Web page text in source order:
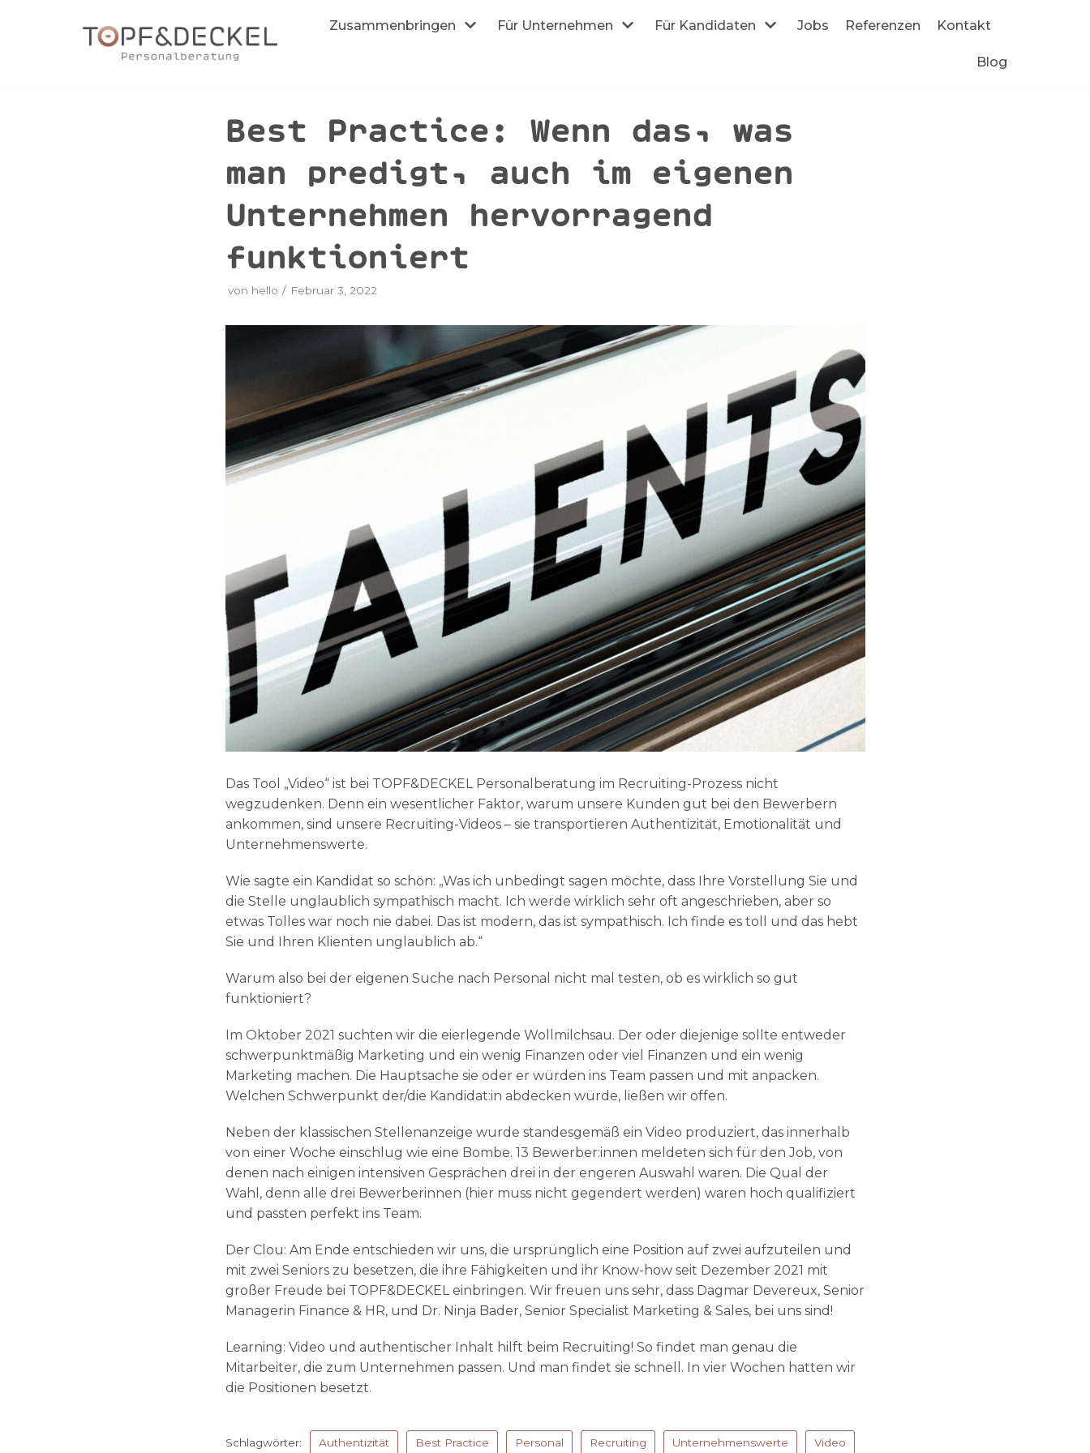
Zusammenbringen Für Unternehmen Für Kandidaten Jobs Referenzen Kontakt
Blog
Best Practice: Wenn das, was
man predigt, auch im eigenen
Unternehmen hervorragend
funktioniert
von hello Februar 3, 2022
Das Tool „Video“ ist bei TOPF&DECKEL Personalberatung im Recruiting-Prozess nicht
wegzudenken. Denn ein wesentlicher Faktor, warum unsere Kunden gut bei den Bewerbern
ankommen, sind unsere Recruiting-Videos – sie transportieren Authentizität, Emotionalität und
Unternehmenswerte.
Wie sagte ein Kandidat so schön: „Was ich unbedingt sagen möchte, dass Ihre Vorstellung Sie und
die Stelle unglaublich sympathisch macht. Ich werde wirklich sehr oft angeschrieben, aber so
etwas Tolles war noch nie dabei. Das ist modern, das ist sympathisch. Ich finde es toll und das hebt
Sie und Ihren Klienten unglaublich ab.“
Warum also bei der eigenen Suche nach Personal nicht mal testen, ob es wirklich so gut
funktioniert?
Im Oktober 2021 suchten wir die eierlegende Wollmilchsau. Der oder diejenige sollte entweder
schwerpunktmäßig Marketing und ein wenig Finanzen oder viel Finanzen und ein wenig
Marketing machen. Die Hauptsache sie oder er würden ins Team passen und mit anpacken.
Welchen Schwerpunkt der/die Kandidat:in abdecken würde, ließen wir offen.
Neben der klassischen Stellenanzeige wurde standesgemäß ein Video produziert, das innerhalb
von einer Woche einschlug wie eine Bombe. 13 Bewerber:innen meldeten sich für den Job, von
denen nach einigen intensiven Gesprächen drei in der engeren Auswahl waren. Die Qual der
Wahl, denn alle drei Bewerberinnen (hier muss nicht gegendert werden) waren hoch qualifiziert
und passten perfekt ins Team.
Der Clou: Am Ende entschieden wir uns, die ursprünglich eine Position auf zwei aufzuteilen und
mit zwei Seniors zu besetzen, die ihre Fähigkeiten und ihr Know-how seit Dezember 2021 mit
großer Freude bei TOPF&DECKEL einbringen. Wir freuen uns sehr, dass Dagmar Devereux, Senior
Managerin Finance & HR, und Dr. Ninja Bader, Senior Specialist Marketing & Sales, bei uns sind!
Learning: Video und authentischer Inhalt hilft beim Recruiting! So findet man genau die
Mitarbeiter, die zum Unternehmen passen. Und man findet sie schnell. In vier Wochen hatten wir
die Positionen besetzt.
Schlagwörter: Authentizität Best Practice Personal Recruiting Unternehmenswerte Video